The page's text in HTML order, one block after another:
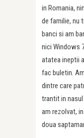
in Romania,
de familie, nu
banci si am
nici Windows
atatea ineptii
fac buletin.
dintre care
trantit in nasul
am rezolvat,
doua